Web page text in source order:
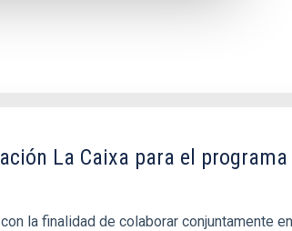
La Caixa para el programa
la finalidad de colaborar conjuntamente